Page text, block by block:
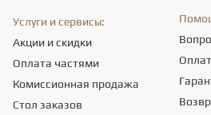
Услуги и сервисы:
Акции и скидки
Оплата частями
Комиссионная продажа
Стол заказов